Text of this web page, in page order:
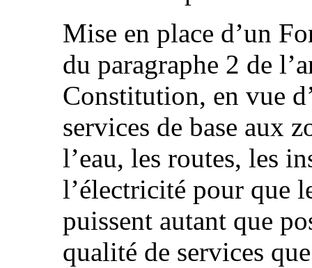
Mise en place d’un
du paragraphe 2 de
Constitution, en vue
services de base aux
l’eau, les routes, les
l’électricité pour que
puissent autant que
qualité de services